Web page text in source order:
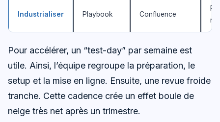
Industrialiser Playbook Confluence
Pour accélérer, un “test-day” par semaine est
utile. Ainsi, l’équipe regroupe la préparation, le
setup et la mise en ligne. Ensuite, une revue froide
tranche. Cette cadence crée un effet boule de
neige très net après un trimestre.